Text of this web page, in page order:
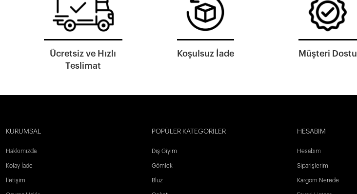
Ücretsiz ve Hızlı
Teslimat
Koşulsuz İade Müşteri Dostu
KURUMSAL
Hakkımızda
Kolay İade
İletişim
POPÜLER KATEGORİLER
Dış Giyim
Gömlek
Bluz
HESABIM
Hesabım
Siparişlerim
Kargom Nerede